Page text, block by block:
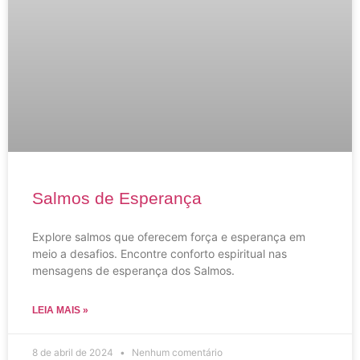
Salmos de Esperança
Explore salmos que oferecem força e esperança em
meio a desafios. Encontre conforto espiritual nas
mensagens de esperança dos Salmos.
LEIA MAIS »
8 de abril de 2024 Nenhum comentário